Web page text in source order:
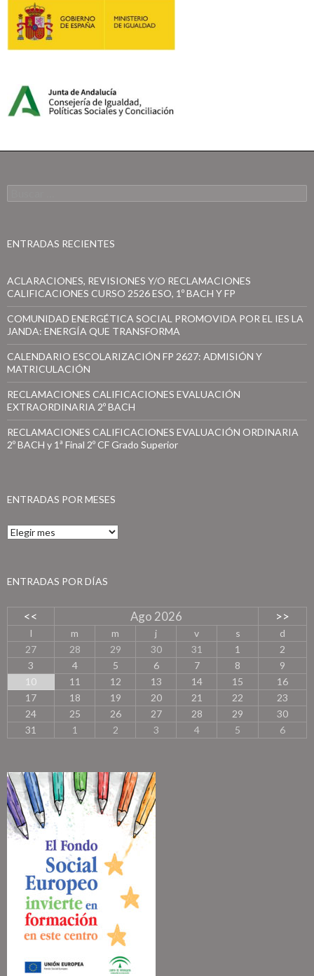
u
a
ENTRADAS RECIENTES
ACLARACIONES, REVISIONES Y/O RECLAMACIONES
CALIFICACIONES CURSO 2526 ESO, 1º BACH Y FP
COMUNIDAD ENERGÉTICA SOCIAL PROMOVIDA POR EL IES LA
JANDA: ENERGÍA QUE TRANSFORMA
CALENDARIO ESCOLARIZACIÓN FP 2627: ADMISIÓN Y
MATRICULACIÓN
RECLAMACIONES CALIFICACIONES EVALUACIÓN
EXTRAORDINARIA 2º BACH
RECLAMACIONES CALIFICACIONES EVALUACIÓN ORDINARIA
2º BACH y 1ª Final 2º CF Grado Superior
ENTRADAS POR MESES
E
a
a
o
r
e
s
ENTRADAS POR DÍAS
<< Ago 2026 >>
l m m j v s
d
27
28 29 30 31 1
2
3
4 5 6 7 8
9
10
11 12 13 14 15
16
17
18 19 20 21 22
23
24
25 26 27 28 29
30
31
1 2 3 4 5 6